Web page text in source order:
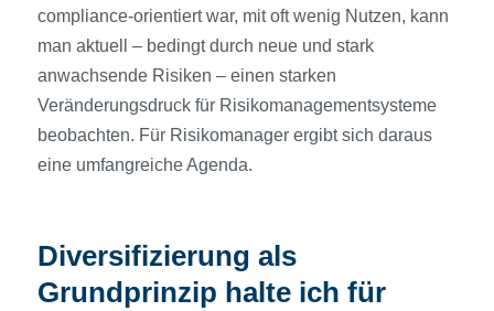
compliance-orientiert war, mit oft wenig Nutzen, kann
man aktuell – bedingt durch neue und stark
anwachsende Risiken – einen starken
Veränderungsdruck für Risikomanagementsysteme
beobachten. Für Risikomanager ergibt sich daraus
eine umfangreiche Agenda.
Diversifizierung als
Grundprinzip halte ich für